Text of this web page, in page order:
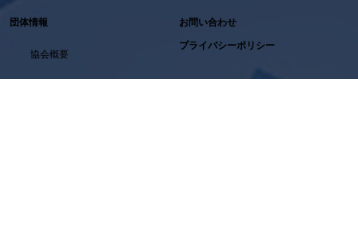
団体情報
協会概要
お問い合わせ
プライバシーポリシー